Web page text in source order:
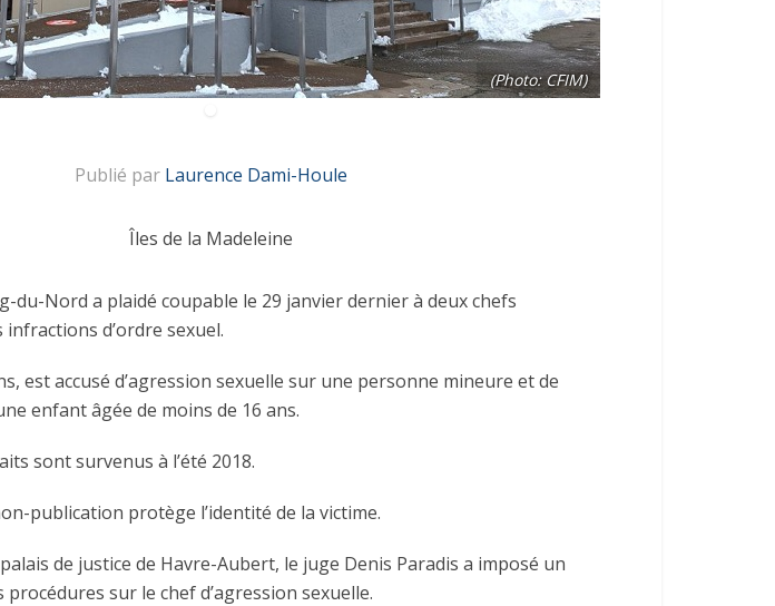
(Photo: CFIM)
Publié par Laurence Dami-Houle
Îles de la Madeleine
du-Nord a plaidé coupable le 29 janvier dernier à deux chefs
infractions d’ordre sexuel.
est accusé d’agression sexuelle sur une personne mineure et de
enfant âgée de moins de 16 ans.
sont survenus à l’été 2018.
publication protège l’identité de la victime.
de justice de Havre-Aubert, le juge Denis Paradis a imposé un
sur le chef d’agression sexuelle.